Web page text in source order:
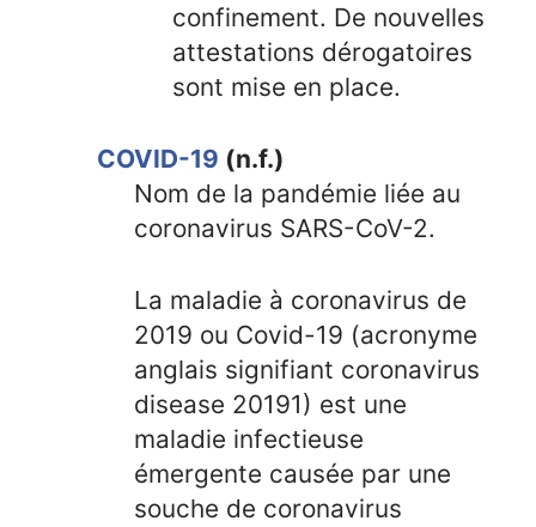
confinement. De nouvelles
attestations dérogatoires
sont mise en place.
COVID-19 (n.f.)
Nom de la pandémie liée au
coronavirus SARS-CoV-2.
La maladie à coronavirus de
2019 ou Covid-19 (acronyme
anglais signifiant coronavirus
disease 20191) est une
maladie infectieuse
émergente causée par une
souche de coronavirus